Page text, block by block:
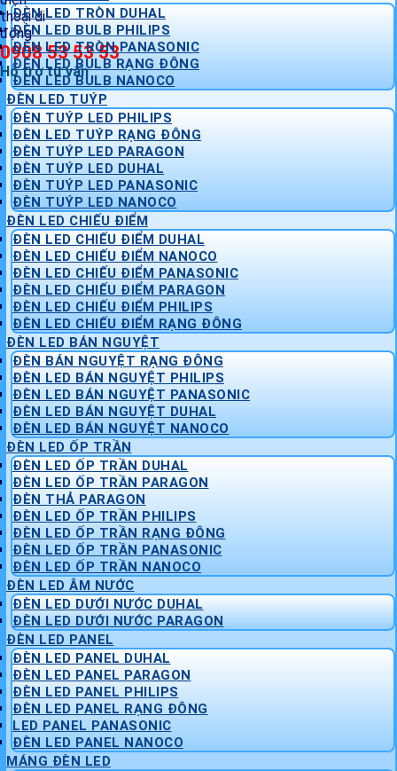
0908 53 53 53
Hỗ trợ tư vấn
ĐÈN LED TRÒN DUHAL
ĐÈN LED BULB PHILIPS
ĐÈN LED TRÒN PANASONIC
ĐÈN LED BULB RẠNG ĐÔNG
ĐÈN LED BULB NANOCO
ĐÈN LED TUÝP
ĐÈN TUÝP LED PHILIPS
ĐÈN LED TUÝP RẠNG ĐÔNG
ĐÈN TUÝP LED PARAGON
ĐÈN TUÝP LED DUHAL
ĐÈN TUÝP LED PANASONIC
ĐÈN TUÝP LED NANOCO
ĐÈN LED CHIẾU ĐIỂM
ĐÈN LED CHIẾU ĐIỂM DUHAL
ĐÈN LED CHIẾU ĐIỂM NANOCO
ĐÈN LED CHIẾU ĐIỂM PANASONIC
ĐÈN LED CHIẾU ĐIỂM PARAGON
ĐÈN LED CHIẾU ĐIỂM PHILIPS
ĐÈN LED CHIẾU ĐIỂM RẠNG ĐÔNG
ĐÈN LED BÁN NGUYỆT
ĐÈN BÁN NGUYỆT RẠNG ĐÔNG
ĐÈN LED BÁN NGUYỆT PHILIPS
ĐÈN LED BÁN NGUYỆT PANASONIC
ĐÈN LED BÁN NGUYỆT DUHAL
ĐÈN LED BÁN NGUYỆT NANOCO
ĐÈN LED ỐP TRẦN
ĐÈN LED ỐP TRẦN DUHAL
ĐÈN LED ỐP TRẦN PARAGON
ĐÈN THẢ PARAGON
ĐÈN LED ỐP TRẦN PHILIPS
ĐÈN LED ỐP TRẦN RẠNG ĐÔNG
ĐÈN LED ỐP TRẦN PANASONIC
ĐÈN LED ỐP TRẦN NANOCO
ĐÈN LED ÂM NƯỚC
ĐÈN LED DƯỚI NƯỚC DUHAL
ĐÈN LED DƯỚI NƯỚC PARAGON
ĐÈN LED PANEL
ĐÈN LED PANEL DUHAL
ĐÈN LED PANEL PARAGON
ĐÈN LED PANEL PHILIPS
ĐÈN LED PANEL RẠNG ĐÔNG
LED PANEL PANASONIC
ĐÈN LED PANEL NANOCO
MÁNG ĐÈN LED